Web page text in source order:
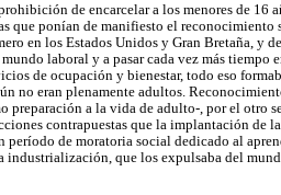
de encarcelar a los menores de 16
que ponían de manifiesto el reconocimiento
en los Estados Unidos y Gran Bretaña, y
laboral y a pasar cada vez más tiempo
de ocupación y bienestar, todo eso
no eran plenamente adultos.
preparación a la vida de adulto-, por el otro
contrapuestas que la implantación de
período de moratoria social dedicado al
industrialización, que los expulsaba del